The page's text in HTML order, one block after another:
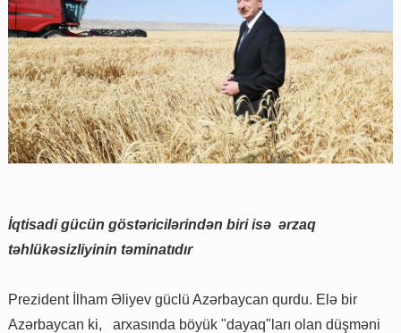
İqtisadi gücün göstəricilərindən biri isə ərzaq
təhlükəsizliyinin təminatıdır
Prezident İlham Əliyev güclü Azərbaycan qurdu. Elə bir
Azərbaycan ki, arxasında böyük "dayaq"ları olan düşməni